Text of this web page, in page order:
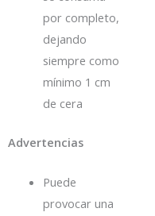
por completo,
dejando
siempre como
mínimo 1 cm
de cera
Advertencias
Puede
provocar una